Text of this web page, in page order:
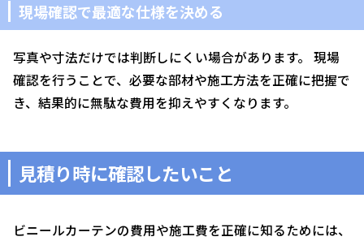
現場確認で最適な仕様を決める
写真や寸法だけでは判断しにくい場合があります。 現場
確認を行うことで、必要な部材や施工方法を正確に把握で
き、結果的に無駄な費用を抑えやすくなります。
見積り時に確認したいこと
ビニールカーテンの費用や施工費を正確に知るためには、